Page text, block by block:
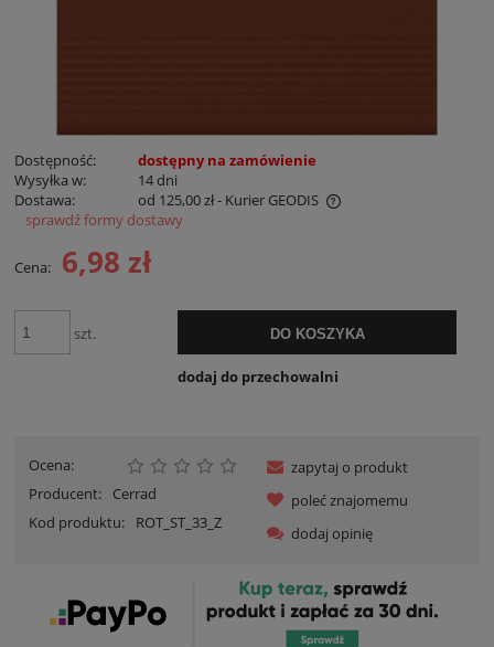
Dostępność:
dostępny na zamówienie
Wysyłka w:
14 dni
Dostawa:
od 125,00 zł- Kurier GEODIS
Cena nie zawiera ewentualnych kosztów płatności
sprawdź formy dostawy
Cena: 6,98 zł
szt. DO KOSZYKA
dodaj do przechowalni
Ocena:
Producent:
Cerrad
Kod produktu:
ROT_ST_33_Z
zapytaj o produkt
poleć znajomemu
dodaj opinię